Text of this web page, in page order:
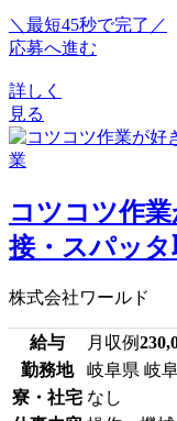
＼最短45秒で完了／
応募へ進む
詳しく
見る
コツコツ作
接・スパッ
株式会社ワールド
給与 月収例
勤務地
岐阜県 岐
寮・社宅 なし